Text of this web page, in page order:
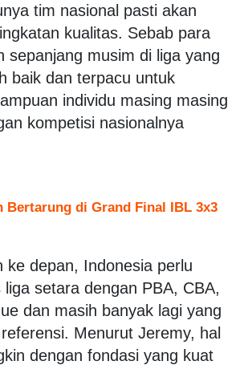
tim nasional pasti akan
kualitas. Sebab para
sepanjang musim di liga yang
baik dan terpacu untuk
individu masing masing
kompetisi nasionalnya
Bertarung di Grand Final IBL 3x3
ke depan, Indonesia perlu
setara dengan PBA, CBA,
dan masih banyak lagi yang
Menurut Jeremy, hal
dengan fondasi yang kuat